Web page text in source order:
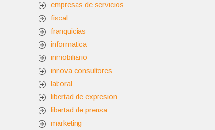
empresas de servicios
fiscal
franquicias
informatica
inmobiliario
innova consultores
laboral
libertad de expresion
libertad de prensa
marketing